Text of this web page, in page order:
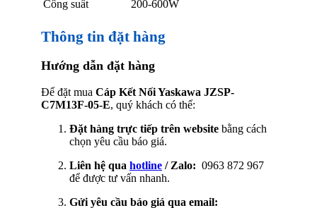
Công suất
200-600W
Thông tin đặt hàng
Hướng dẫn đặt hàng
Để đặt mua Cáp Kết Nối Yaskawa JZSP-
C7M13F-05-E, quý khách có thể:
Đặt hàng trực tiếp trên website bằng cách
chọn yêu cầu báo giá.
Liên hệ qua hotline / Zalo: 0963 872 967
để được tư vấn nhanh.
Gửi yêu cầu báo giá qua email: